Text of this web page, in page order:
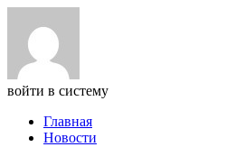
войти в систему
Главная
Новости